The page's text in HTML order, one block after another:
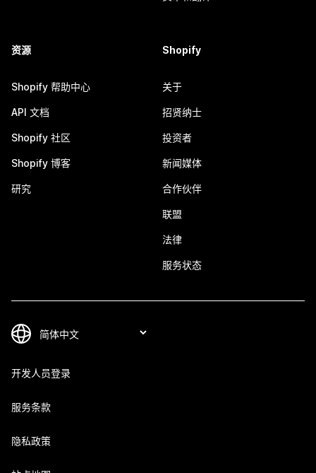
资源
Shopify 帮助中心
API 文档
Shopify 社区
Shopify 博客
研究
Shopify
关于
招贤纳士
投资者
新闻媒体
合作伙伴
联盟
法律
服务状态
开发人员登录
服务条款
隐私政策